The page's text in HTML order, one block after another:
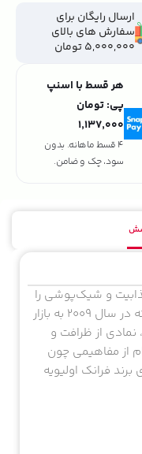
ارسال رایگان برای
سفارش های بالای
5,000,000 تومان
هر قسط با اسنپ
پی:تومان
۱٬۱۳۷٬۰۰۰
4 قسط ماهانه. بدون
سود، چک و ضامن.
و شیک‌پوشی را
به سبکی مدرن تجربه کنید. این عطر که در سال 2009 به بازار
خود، نمادی از ظرافت و
از مفاهیمی چون
فرانک اولیویه